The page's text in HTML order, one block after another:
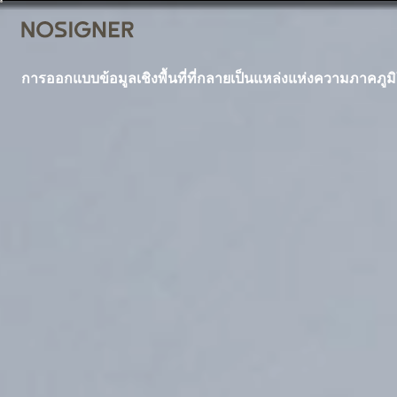
หน้าหลัก
การออกแบบข้อมูลเชิงพื้นที่ที่กลายเป็นแหล่งแห่งความภาคภูมิ